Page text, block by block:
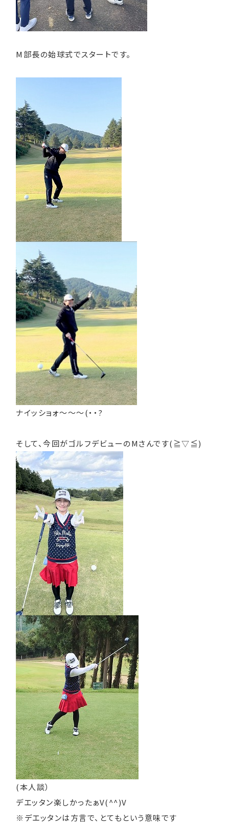
M部長の始球式でスタートです。
ナイッショォ～～～(・・?
そして、今回がゴルフデビューのMさんです(≧▽≦)
(本人談）
デエッタン楽しかったぁV(^^)V
※デエッタンは方言で、とてもという意味です